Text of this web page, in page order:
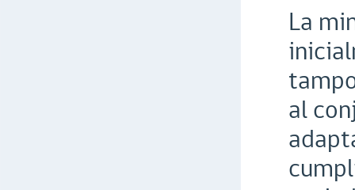
La
al